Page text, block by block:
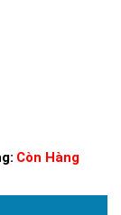
Còn Hàng